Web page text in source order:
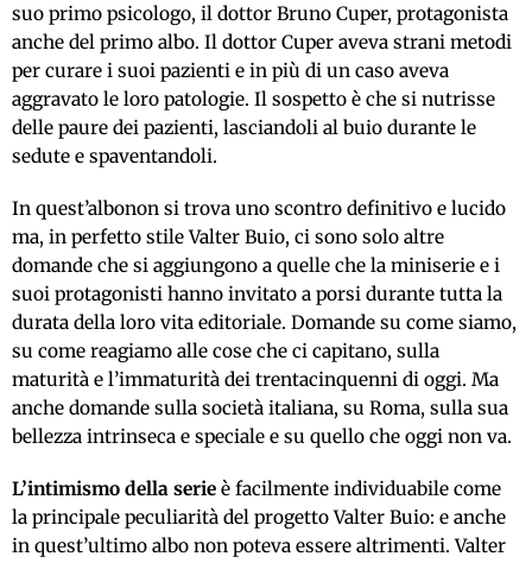
suo primo psicologo, il dottor Bruno Cuper, protagonista
anche del primo albo. Il dottor Cuper aveva strani metodi
per curare i suoi pazienti e in più di un caso aveva
aggravato le loro patologie. Il sospetto è che si nutrisse
delle paure dei pazienti, lasciandoli al buio durante le
sedute e spaventandoli.
In quest’albonon si trova uno scontro definitivo e lucido
ma, in perfetto stile Valter Buio, ci sono solo altre
domande che si aggiungono a quelle che la miniserie e i
suoi protagonisti hanno invitato a porsi durante tutta la
durata della loro vita editoriale. Domande su come siamo,
su come reagiamo alle cose che ci capitano, sulla
maturità e l’immaturità dei trentacinquenni di oggi. Ma
anche domande sulla società italiana, su Roma, sulla sua
bellezza intrinseca e speciale e su quello che oggi non va.
L’intimismo della serie è facilmente individuabile come
la principale peculiarità del progetto Valter Buio: e anche
in quest’ultimo albo non poteva essere altrimenti. Valter